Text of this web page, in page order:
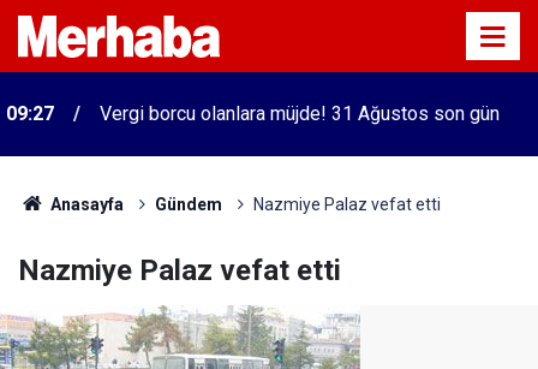
09:27 Vergi borcu olanlara müjde! 31 Ağustos son gün
Anasayfa Gündem Nazmiye Palaz vefat etti
Nazmiye Palaz vefat etti